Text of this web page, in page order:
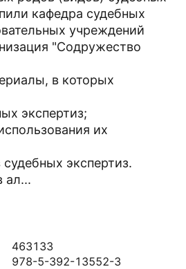
кафедра судебных
учреждений
"Содружество
в которых
экспертиз;
их
экспертиз.
ал...
463133
978-5-392-13552-3